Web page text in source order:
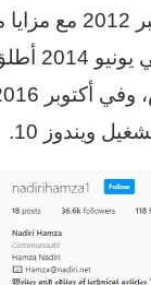
المكتب في
بنسخ
ويندوز 10.